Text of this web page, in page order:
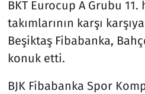
BKT Eurocup A Grubu 11.
takımlarının karşı
Beşiktaş Fibabanka,
konuk etti.
BJK Fibabanka Spor
Seçim 2023
Spor
Teknoloji ve Bilim